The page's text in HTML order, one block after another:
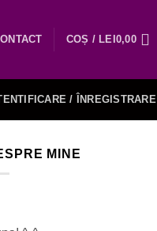
COȘ / LEI 0,00
/ ÎNREGISTRARE
MINE